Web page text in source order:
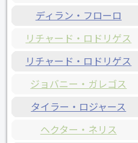
ディラン・フローロ
リチャード・ロドリゲス
リチャード・ロドリゲス
ジョバニー・ガレゴス
タイラー・ロジャース
ヘクター・ネリス